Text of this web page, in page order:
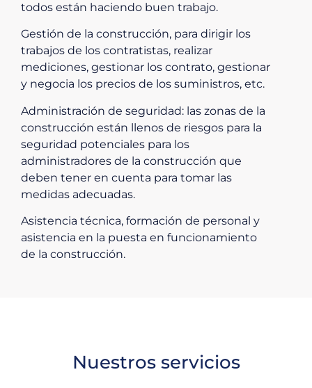
todos están haciendo buen trabajo.
Gestión de la construcción, para dirigir los
trabajos de los contratistas, realizar
mediciones, gestionar los contrato, gestionar
y negocia los precios de los suministros, etc.
Administración de seguridad: las zonas de la
construcción están llenos de riesgos para la
seguridad potenciales para los
administradores de la construcción que
deben tener en cuenta para tomar las
medidas adecuadas.
Asistencia técnica, formación de personal y
asistencia en la puesta en funcionamiento
de la construcción.
Nuestros servicios